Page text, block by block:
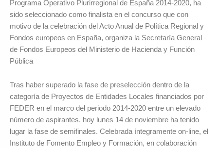
Programa Operativo Plurirregional de España 2014-2020, ha
sido seleccionado como finalista en el concurso que con
motivo de la celebración del Acto Anual de Política Regional y
Fondos europeos en España, organiza la Secretaría General
de Fondos Europeos del Ministerio de Hacienda y Función
Pública
Tras haber superado la fase de preselección dentro de la
categoría de Proyectos de Entidades Locales financiados por
FEDER en el marco del periodo 2014-2020 entre un elevado
número de aspirantes, hoy lunes 14 de noviembre ha tenido
lugar la fase de semifinales. Celebrada íntegramente on-line, el
Instituto de Fomento Empleo y Formación, en colaboración